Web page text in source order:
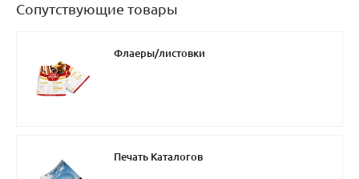
Сопутствующие товары
Флаеры/листовки
Печать Каталогов